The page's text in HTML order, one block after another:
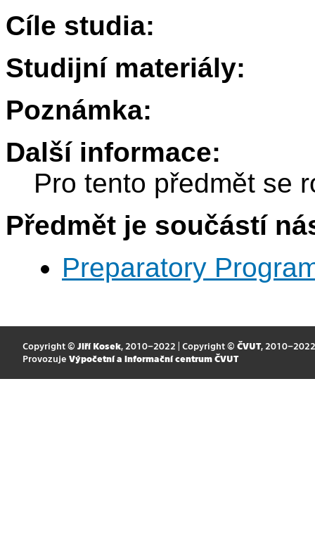
Cíle studia:
Studijní materiály:
Poznámka:
Další informace:
Pro tento předmět se
Předmět je součástí
Preparatory
Copyright © Jiří Kosek, 2010–2022 | Copyright © ČVUT, 2010–2022
Provozuje Výpočetní a informační centrum ČVUT